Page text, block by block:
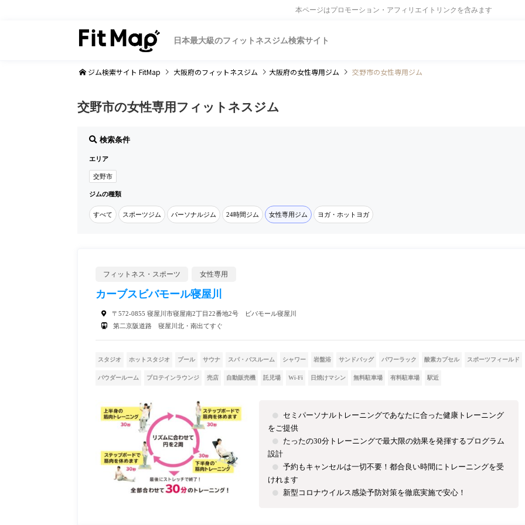
本ページはプロモーション・アフィリエイトリンクを含みます
日本最大級のフィットネスジム検索サイト
ジム検索サイト FitMap 大阪府のフィットネスジム 大阪府の女性専用ジム 交野市の女性専用ジム
交野市の女性専用フィットネスジム
検索条件
エリア
交野市
ジムの種類
すべて スポーツジム パーソナルジム 24時間ジム 女性専用ジム ヨガ・ホットヨガ
フィットネス・スポーツ 女性専用
カーブスビバモール寝屋川
〒572-0855 寝屋川市寝屋南2丁目22番地2号 ビバモール寝屋川
第二京阪道路 寝屋川北・南出てすぐ
スタジオ ホットスタジオ プール サウナ スパ・バスルーム シャワー 岩盤浴 サンドバッグ パワーラック 酸素カプセル スポーツフィールド
パウダールーム プロテインラウンジ 売店 自動販売機 託児場 Wi-Fi 日焼けマシン 無料駐車場 有料駐車場 駅近
セミパーソナルトレーニングであなたに合った健康トレーニング
をご提供
たったの30分トレーニングで最大限の効果を発揮するプログラム
設計
予約もキャンセルは一切不要！都合良い時間にトレーニングを受
けれます
新型コロナウイルス感染予防対策を徹底実施で安心！